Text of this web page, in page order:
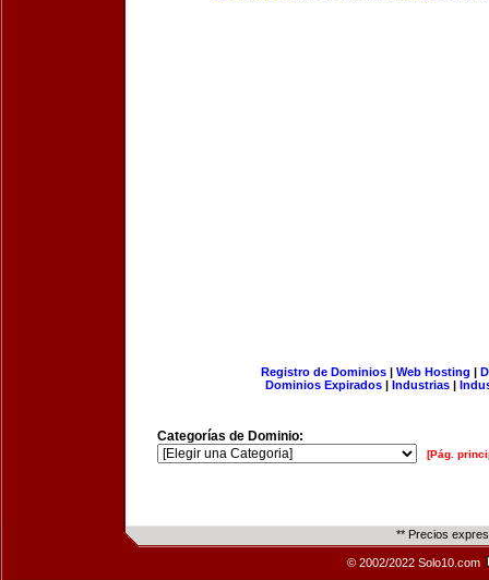
Registro de Dominios| Web Hosting |
Dominios Expirados | Industrias |
Categorías de Dominio:
[Pág.
** Precios
© 2002/2022 Solo10.com